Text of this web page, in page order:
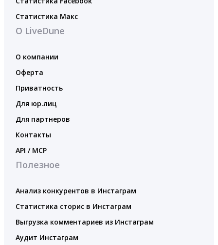
Статистика Макс
О LiveDune
О компании
Оферта
Приватность
Для юр.лиц
Для партнеров
Контакты
API / MCP
Полезное
Анализ конкурентов в Инстаграм
Статистика сторис в Инстаграм
Выгрузка комментариев из Инстаграм
Аудит Инстаграм